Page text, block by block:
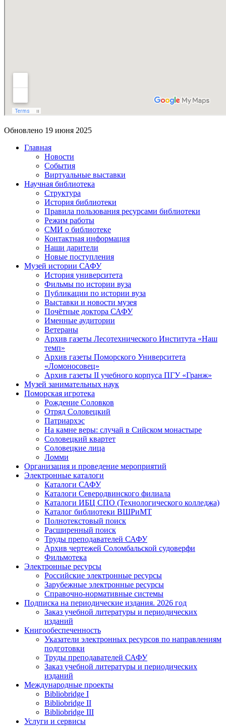
Обновлено 19 июня 2025
Главная
Новости
События
Виртуальные выставки
Научная библиотека
Структура
История библиотеки
Правила пользования ресурсами библиотеки
Режим работы
СМИ о библиотеке
Контактная информация
Наши дарители
Новые поступления
Музей истории САФУ
История университета
Фильмы по истории вуза
Публикации по истории вуза
Выставки и новости музея
Почётные доктора САФУ
Именные аудитории
Ветераны
Архив газеты Лесотехнического Института «Наш
темп»
Архив газеты Поморского Университета
«Ломоносовец»
Архив газеты II учебного корпуса ПГУ «Гранж»
Музей занимательных наук
Поморская игротека
Рождение Соловков
Отряд Соловецкий
Патриархэс
На камне веры: случай в Сийском монастыре
Соловецкий квартет
Соловецкие лица
Ломми
Организация и проведение мероприятий
Электронные каталоги
Каталоги САФУ
Каталоги Северодвинского филиала
Каталоги ИБЦ СПО (Технологического колледжа)
Каталог библиотеки ВШРиМТ
Полнотекстовый поиск
Расширенный поиск
Труды преподавателей САФУ
Архив чертежей Соломбальской судоверфи
Фильмотека
Электронные ресурсы
Российские электронные ресурсы
Зарубежные электронные ресурсы
Справочно-нормативные системы
Подписка на периодические издания. 2026 год
Заказ учебной литературы и периодических
изданий
Книгообеспеченность
Указатели электронных ресурсов по направлениям
подготовки
Труды преподавателей САФУ
Заказ учебной литературы и периодических
изданий
Международные проекты
Bibliobridge I
Bibliobridge II
Bibliobridge III
Услуги и сервисы